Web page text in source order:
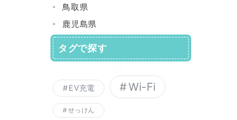
鳥取県
鹿児島県
タグで探す
EV充電 Wi-Fi
せっけん